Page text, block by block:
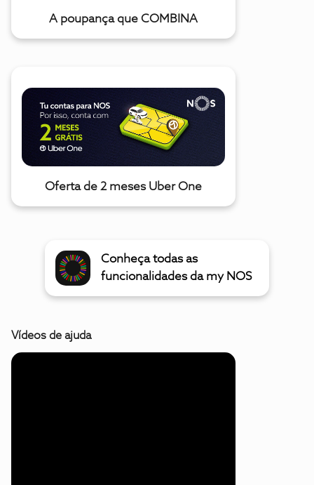
A poupança que COMBINA
Oferta de 2 meses Uber One
Conheça todas as
funcionalidades da my NOS
Vídeos de ajuda